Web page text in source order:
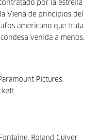
por la estrella
Viena de principios del
americano que trata
venida a menos.
Pictures.
Roland Culver,